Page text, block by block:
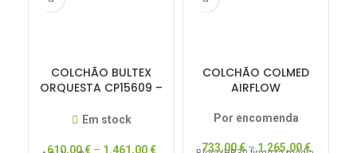
COLCHÃO BULTEX
ORQUESTA CP15609 –
50% DESCONTO
Em stock
610,00€– 1.461,00€
COLCHÃO COLMED
AIRFLOW
Por encomenda
733,00€–1.265,00€